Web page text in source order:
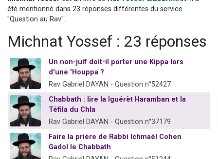
Il reste 49 places pour étudier en groupe sur Zoom
12 nouvelles musiques dans Torah-Box Music
été mentionné dans 23 réponses différentes du service
"Question au Rav".
Michnat Yossef : 23 réponses
Un non-juif doit-il porter une Kippa lors
d'une 'Houppa ?
Rav Gabriel DAYAN - Question n°52427
Chabbath : lire la Iguérèt Haramban et la
Téfila du Chla
Rav Gabriel DAYAN - Question n°37179
Faire la prière de Rabbi Ichmaël Cohen
Gadol le Chabbath